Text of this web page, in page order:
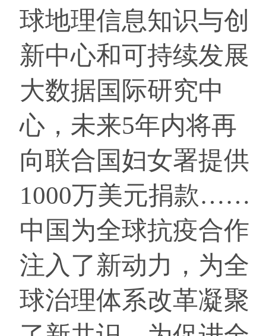
球地理信息知识与创
新中心和可持续发展
大数据国际研究中
心，未来5年内将再
向联合国妇女署提供
1000万美元捐款……
中国为全球抗疫合作
注入了新动力，为全
球治理体系改革凝聚